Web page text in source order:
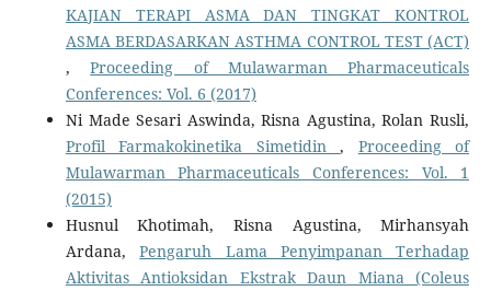
KAJIAN TERAPI ASMA DAN TINGKAT KONTROL
ASMA BERDASARKAN ASTHMA CONTROL TEST (ACT)
,Proceeding of Mulawarman Pharmaceuticals
Conferences: Vol. 6 (2017)
Ni Made Sesari Aswinda, Risna Agustina, Rolan Rusli,
Profil Farmakokinetika Simetidin, Proceeding of
Mulawarman Pharmaceuticals Conferences: Vol. 1
(2015)
Husnul Khotimah, Risna Agustina, Mirhansyah
Ardana,Pengaruh Lama Penyimpanan Terhadap
Aktivitas Antioksidan Ekstrak Daun Miana (Coleus